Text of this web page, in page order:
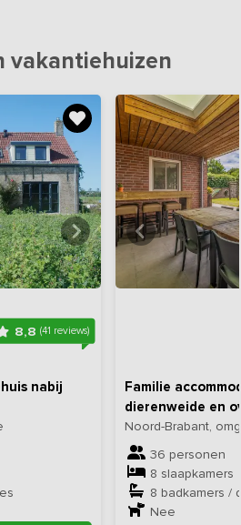
vakantiehuizen
8,8(41 reviews)
nabij
foto's
Familie
dierenweide en
Noord-Brabant,
36 personen
8 slaapkamers
8 badkamers /
Nee
Bekijk